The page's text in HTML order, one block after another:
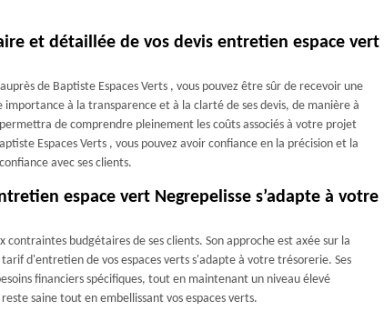
et détaillée de vos devis entretien espace vert
de Baptiste Espaces Verts , vous pouvez être sûr de recevoir une
à la transparence et à la clarté de ses devis, de manière à
de comprendre pleinement les coûts associés à votre projet
Espaces Verts , vous pouvez avoir confiance en la précision et la
avec ses clients.
espace vert Negrepelisse s’adapte à votre
budgétaires de ses clients. Son approche est axée sur la
d'entretien de vos espaces verts s'adapte à votre trésorerie. Ses
financiers spécifiques, tout en maintenant un niveau élevé
saine tout en embellissant vos espaces verts.